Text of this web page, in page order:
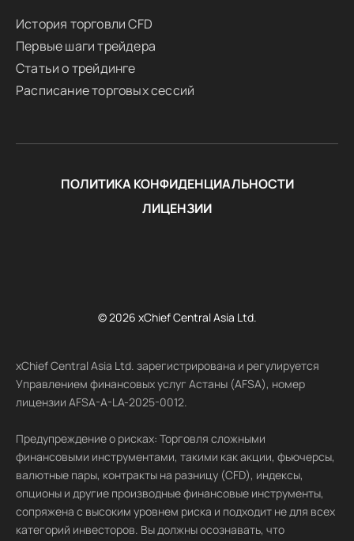
История торговли CFD
Первые шаги трейдера
Статьи о трейдинге
Расписание торговых сессий
ПОЛИТИКА КОНФИДЕНЦИАЛЬНОСТИ
ЛИЦЕНЗИИ
© 2026 xChief Central Asia Ltd.
xChief Central Asia Ltd. зарегистрирована и регулируется
Управлением финансовых услуг Астаны (AFSA), номер
лицензии AFSA-A-LA-2025-0012.
Предупреждение о рисках: Торговля сложными
финансовыми инструментами, такими как акции, фьючерсы,
валютные пары, контракты на разницу (CFD), индексы,
опционы и другие производные финансовые инструменты,
сопряжена с высоким уровнем риска и подходит не для всех
категорий инвесторов. Вы должны осознавать, что